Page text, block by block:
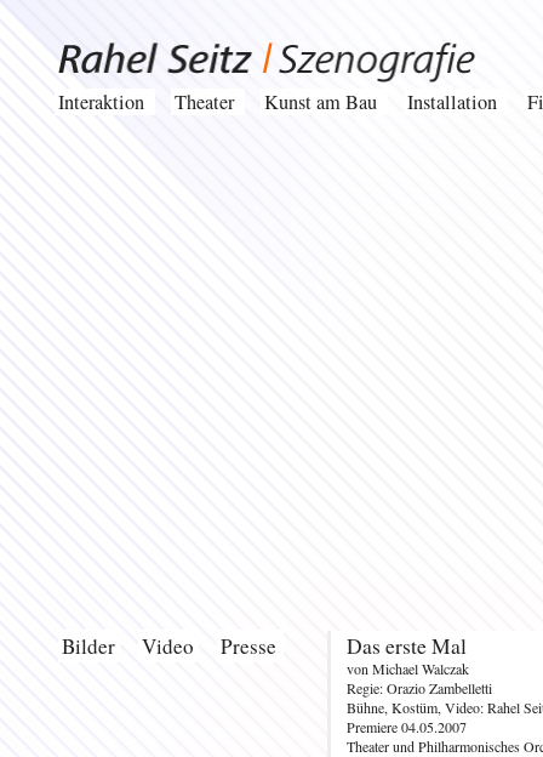
Interaktion Theater Kunst am Bau Installation
Bilder Video Presse Das erste Mal
von Michael Walczak
Regie: Orazio Zambelletti
Bühne, Kostüm, Video: Rahel
Premiere 04.05.2007
Theater und Philharmonisches